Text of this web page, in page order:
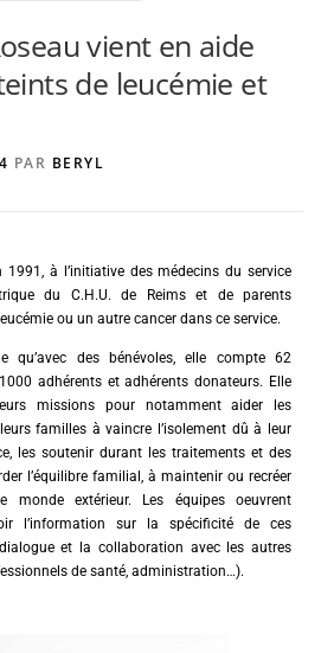
vient en aide
de leucémie et
PAR BERYL
1991, à l’initiative des médecins du service
du C.H.U. de Reims et de parents
ou un autre cancer dans ce service.
qu’avec des bénévoles, elle compte 62
adhérents et adhérents donateurs. Elle
missions pour notamment aider les
familles à vaincre l’isolement dû à leur
les soutenir durant les traitements et des
l’équilibre familial, à maintenir ou recréer
monde extérieur. Les équipes oeuvrent
l’information sur la spécificité de ces
et la collaboration avec les autres
de santé, administration…).